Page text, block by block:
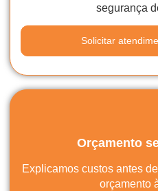
segurança
Solicitar
Orçamento
Explicamos custos antes
orçamento